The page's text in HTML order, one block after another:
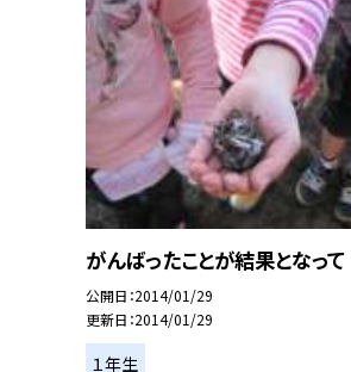
がんばったことが結果となって
公開日 2014/01/29
更新日 2014/01/29
１年生